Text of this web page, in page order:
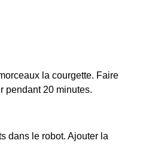
la courgette. Faire
pendant 20 minutes.
dans le robot. Ajouter la